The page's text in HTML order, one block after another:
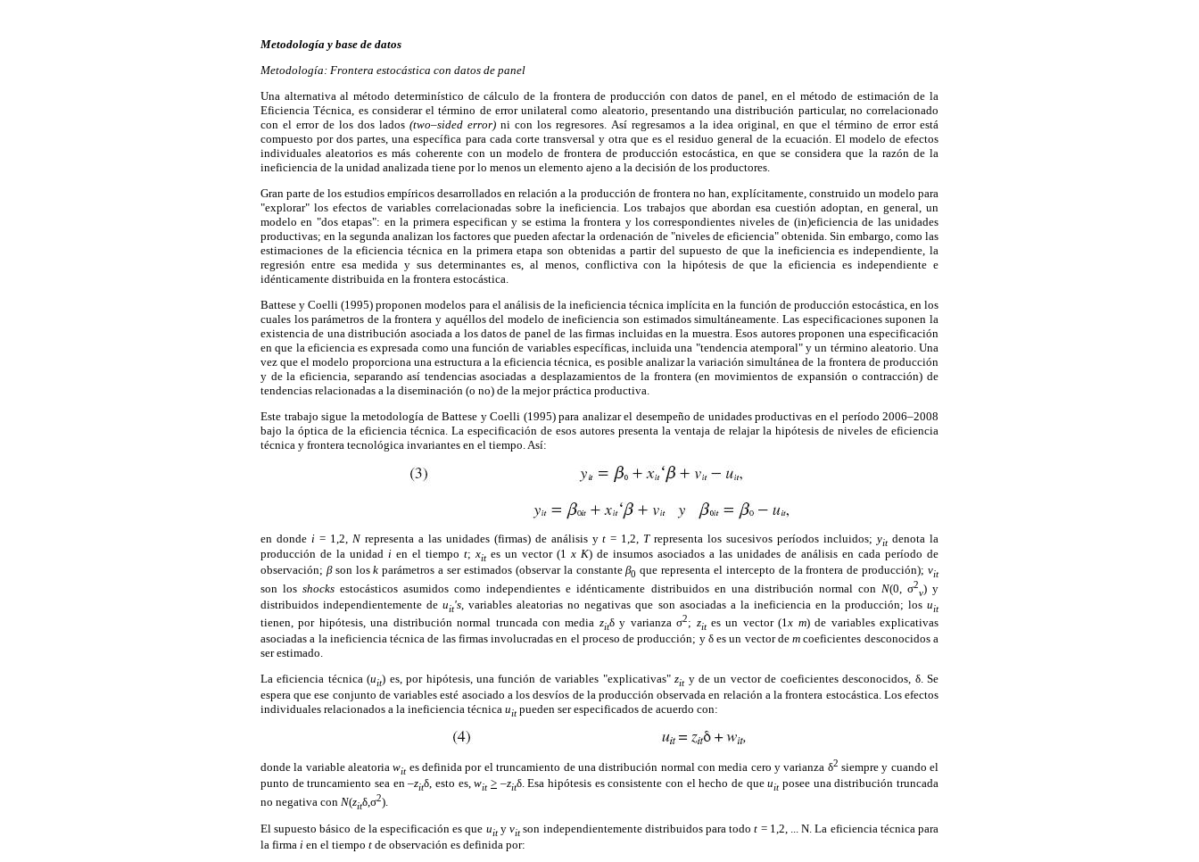
Metodología y base de datos
Metodología: Frontera estocástica con datos de panel
Una alternativa al método determinístico de cálculo de la frontera de producción con datos de panel, en el método de estimación de la
Eficiencia Técnica, es considerar el término de error unilateral como aleatorio, presentando una distribución particular, no correlacionado
con el error de los dos lados(two–sided error)ni con los regresores. Así regresamos a la idea original, en que el término de error está
compuesto por dos partes, una específica para cada corte transversal y otra que es el residuo general de la ecuación. El modelo de efectos
individuales aleatorios es más coherente con un modelo de frontera de producción estocástica, en que se considera que la razón de la
ineficiencia de la unidad analizada tiene por lo menos un elemento ajeno a la decisión de los productores.
Gran parte de los estudios empíricos desarrollados en relación a la producción de frontera no han, explícitamente, construido un modelo para
"explorar" los efectos de variables correlacionadas sobre la ineficiencia. Los trabajos que abordan esa cuestión adoptan, en general, un
modelo en "dos etapas": en la primera especifican y se estima la frontera y los correspondientes niveles de (in)eficiencia de las unidades
productivas; en la segunda analizan los factores que pueden afectar la ordenación de "niveles de eficiencia" obtenida. Sin embargo, como las
estimaciones de la eficiencia técnica en la primera etapa son obtenidas a partir del supuesto de que la ineficiencia es independiente, la
regresión entre esa medida y sus determinantes es, al menos, conflictiva con la hipótesis de que la eficiencia es independiente e
idénticamente distribuida en la frontera estocástica.
Battese y Coelli (1995) proponen modelos para el análisis de la ineficiencia técnica implícita en la función de producción estocástica, en los
cuales los parámetros de la frontera y aquéllos del modelo de ineficiencia son estimados simultáneamente. Las especificaciones suponen la
existencia de una distribución asociada a los datos de panel de las firmas incluidas en la muestra. Esos autores proponen una especificación
en que la eficiencia es expresada como una función de variables específicas, incluida una "tendencia atemporal" y un término aleatorio. Una
vez que el modelo proporciona una estructura a la eficiencia técnica, es posible analizar la variación simultánea de la frontera de producción
y de la eficiencia, separando así tendencias asociadas a desplazamientos de la frontera (en movimientos de expansión o contracción) de
tendencias relacionadas a la diseminación (o no) de la mejor práctica productiva.
Este trabajo sigue la metodología de Battese y Coelli (1995) para analizar el desempeño de unidades productivas en el período 2006–2008
bajo la óptica de la eficiencia técnica. La especificación de esos autores presenta la ventaja de relajar la hipótesis de niveles de eficiencia
técnica y frontera tecnológica invariantes en el tiempo. Así:
en donde i = 1,2, N representa a las unidades (firmas) de análisis yt= 1,2, Trepresenta los sucesivos períodos incluidos;yit denota la
producción de la unidad i en el tiempo t; xit es un vector (1 x K) de insumos asociados a las unidades de análisis en cada período de
observación; βson loskparámetros a ser estimados (observar la constanteβ0 que representa el intercepto de la frontera de producción);vit
son losshocksestocásticos asumidos como independientes e idénticamente distribuidos en una distribución normal con N(0, σ2
v) y
distribuidos independientemente deuit's , variables aleatorias no negativas que son asociadas a la ineficiencia en la producción; losuit
tienen, por hipótesis, una distribución normal truncada con media zitδ y varianza σ2; zit es un vector (1x m) de variables explicativas
asociadas a la ineficiencia técnica de las firmas involucradas en el proceso de producción; y δ es un vector demcoeficientes desconocidos a
ser estimado.
La eficiencia técnica (uit) es, por hipótesis, una función de variables "explicativas"zit y de un vector de coeficientes desconocidos, δ. Se
espera que ese conjunto de variables esté asociado a los desvíos de la producción observada en relación a la frontera estocástica. Los efectos
individuales relacionados a la ineficiencia técnica uit pueden ser especificados de acuerdo con:
donde la variable aleatoriawit es definida por el truncamiento de una distribución normal con media cero y varianza δ2 siempre y cuando el
punto de truncamiento sea en –zitδ, esto es,wit > –zitδ. Esa hipótesis es consistente con el hecho de queuit posee una distribución truncada
no negativa con N(zitδ,σ2).
El supuesto básico de la especificación es que uit yvit son independientemente distribuidos para todot = 1,2, ... N. La eficiencia técnica para
la firma i en el tiempo t de observación es definida por: